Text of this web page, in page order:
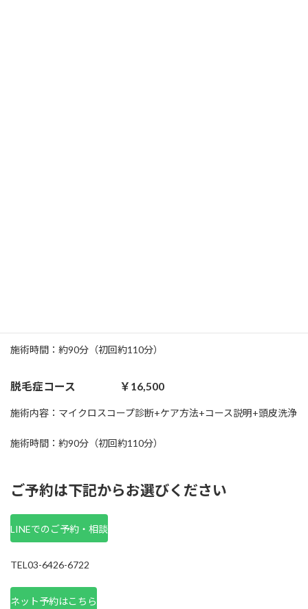
施術時間：約90分（初回約110分）
脱毛症コース ￥16,500
施術内容：マイクロスコープ診断+ケア方法+コース説明+頭皮洗浄
施術時間：約90分（初回約110分）
ご予約は下記からお選びください
LINEでのご予約・相談
TEL03-6426-6722
ネット予約はこちら